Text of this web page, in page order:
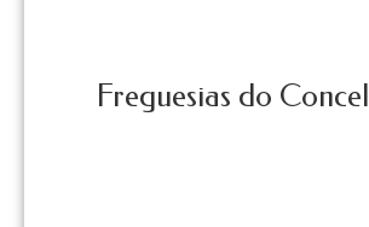
Freguesias do